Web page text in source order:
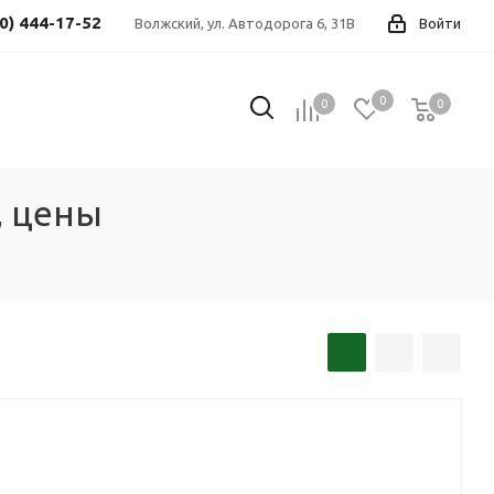
Войти
Волжский, ул. Автодорога 6, 31В
444-17-52
0 0 0
0
цены